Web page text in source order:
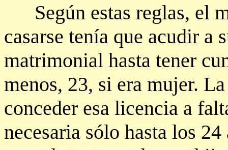
Según estas reglas, el
casarse tenía que acudir a
matrimonial hasta tener
menos, 23, si era mujer.
conceder esa licencia a
necesaria sólo hasta los